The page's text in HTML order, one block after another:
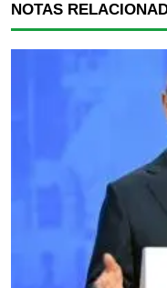
NOTAS